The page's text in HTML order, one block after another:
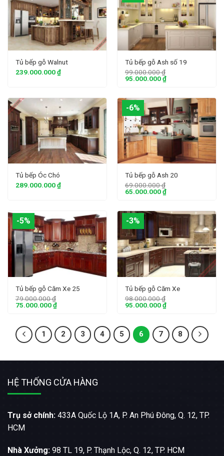
Tủ bếp gỗ Walnut
239.000.000₫
Tủ bếp gỗ Ash số 19
99.000.000₫
95.000.000₫
Tủ bếp Óc Chó
289.000.000₫
-6%
Tủ bếp gỗ Ash 20
69.000.000₫
65.000.000₫
-5%
Tủ bếp gỗ Căm Xe 25
79.000.000₫
75.000.000₫
-3%
Tủ bếp gỗ Căm Xe
98.000.000₫
95.000.000₫
1 2 3 4 5 6 7 8
HỆ THỐNG CỬA HÀNG
Trụ sở chính: 433A Quốc Lộ 1A, P. An Phú Đông, Q. 12, TP.
HCM
Nhà Xưởng: 98 TL 19, P. Thạnh Lộc, Q. 12, TP. HCM